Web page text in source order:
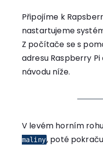
Připojíme k
nastartujeme
Z počítače se s
adresu Raspberry
návodu níže.
V levém horním
maliny, poté